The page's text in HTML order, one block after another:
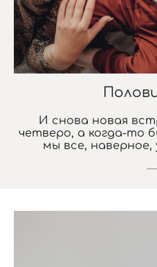
И снова новая
четверо, а когда-то
мы все, наверное,